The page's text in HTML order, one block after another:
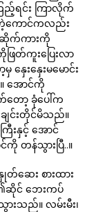
ည့်ရင်း ကြာလိုက်
ကောင်ကလည်း
ဆိုက်ကားကို
တ်ကူးပြေးလာ
ေးနှေးမမောင်း
ောင်ကို
ော့ ခုံပေါ်က
င်းတိုင်မိသည်။
းနှင့် အောင်
တန်သွားပြီ..။
တ်ဆေး စားထား
ဆိုင် ဘေးကပ်
းသည်။ လမ်းမီး၊